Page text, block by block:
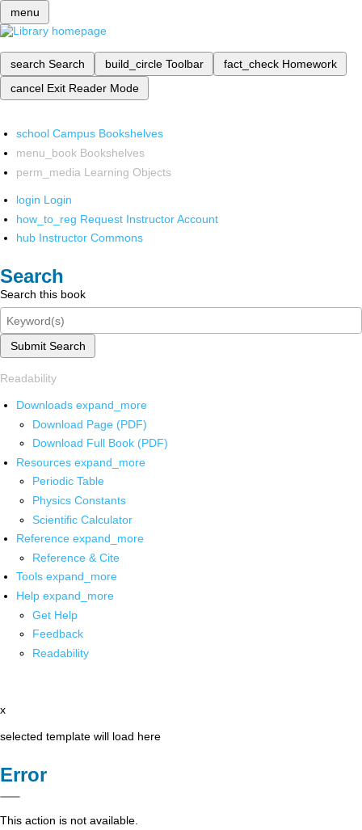
menu
search Search build_circle Toolbar fact_check Homework
cancel Exit Reader Mode
school Campus Bookshelves
menu_book Bookshelves
perm_media Learning Objects
login Login
how_to_reg Request Instructor Account
hub Instructor Commons
Search
Search this book
Submit Search
Readability
Downloads expand_more
Download Page (PDF)
Download Full Book (PDF)
Resources expand_more
Periodic Table
Physics Constants
Scientific Calculator
Reference expand_more
Reference & Cite
Tools expand_more
Help expand_more
Get Help
Feedback
Readability
x
selected template will load here
Error
This action is not available.